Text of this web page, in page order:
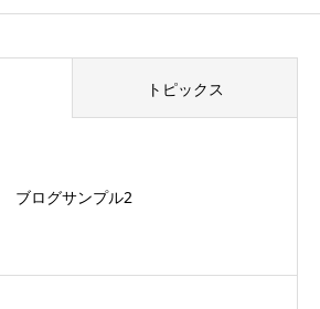
トピックス
ブログサンプル2